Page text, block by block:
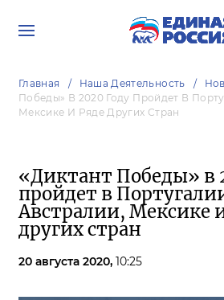
Главная Наша Деятельность
Победы» В 2020 Году Пройдет В
Мексике И Ряде Других Стран
«Диктант Победы» в
пройдет в
Австралии, Мексике
других стран
20 августа 2020, 10:25